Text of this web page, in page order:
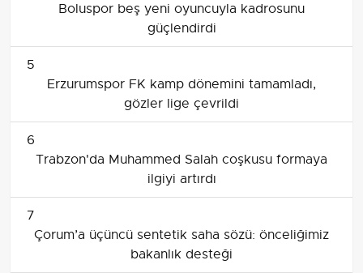
Boluspor beş yeni oyuncuyla kadrosunu
güçlendirdi
5
Erzurumspor FK kamp dönemini tamamladı,
gözler lige çevrildi
6
Trabzon'da Muhammed Salah coşkusu formaya
ilgiyi artırdı
7
Çorum’a üçüncü sentetik saha sözü: önceliğimiz
bakanlık desteği